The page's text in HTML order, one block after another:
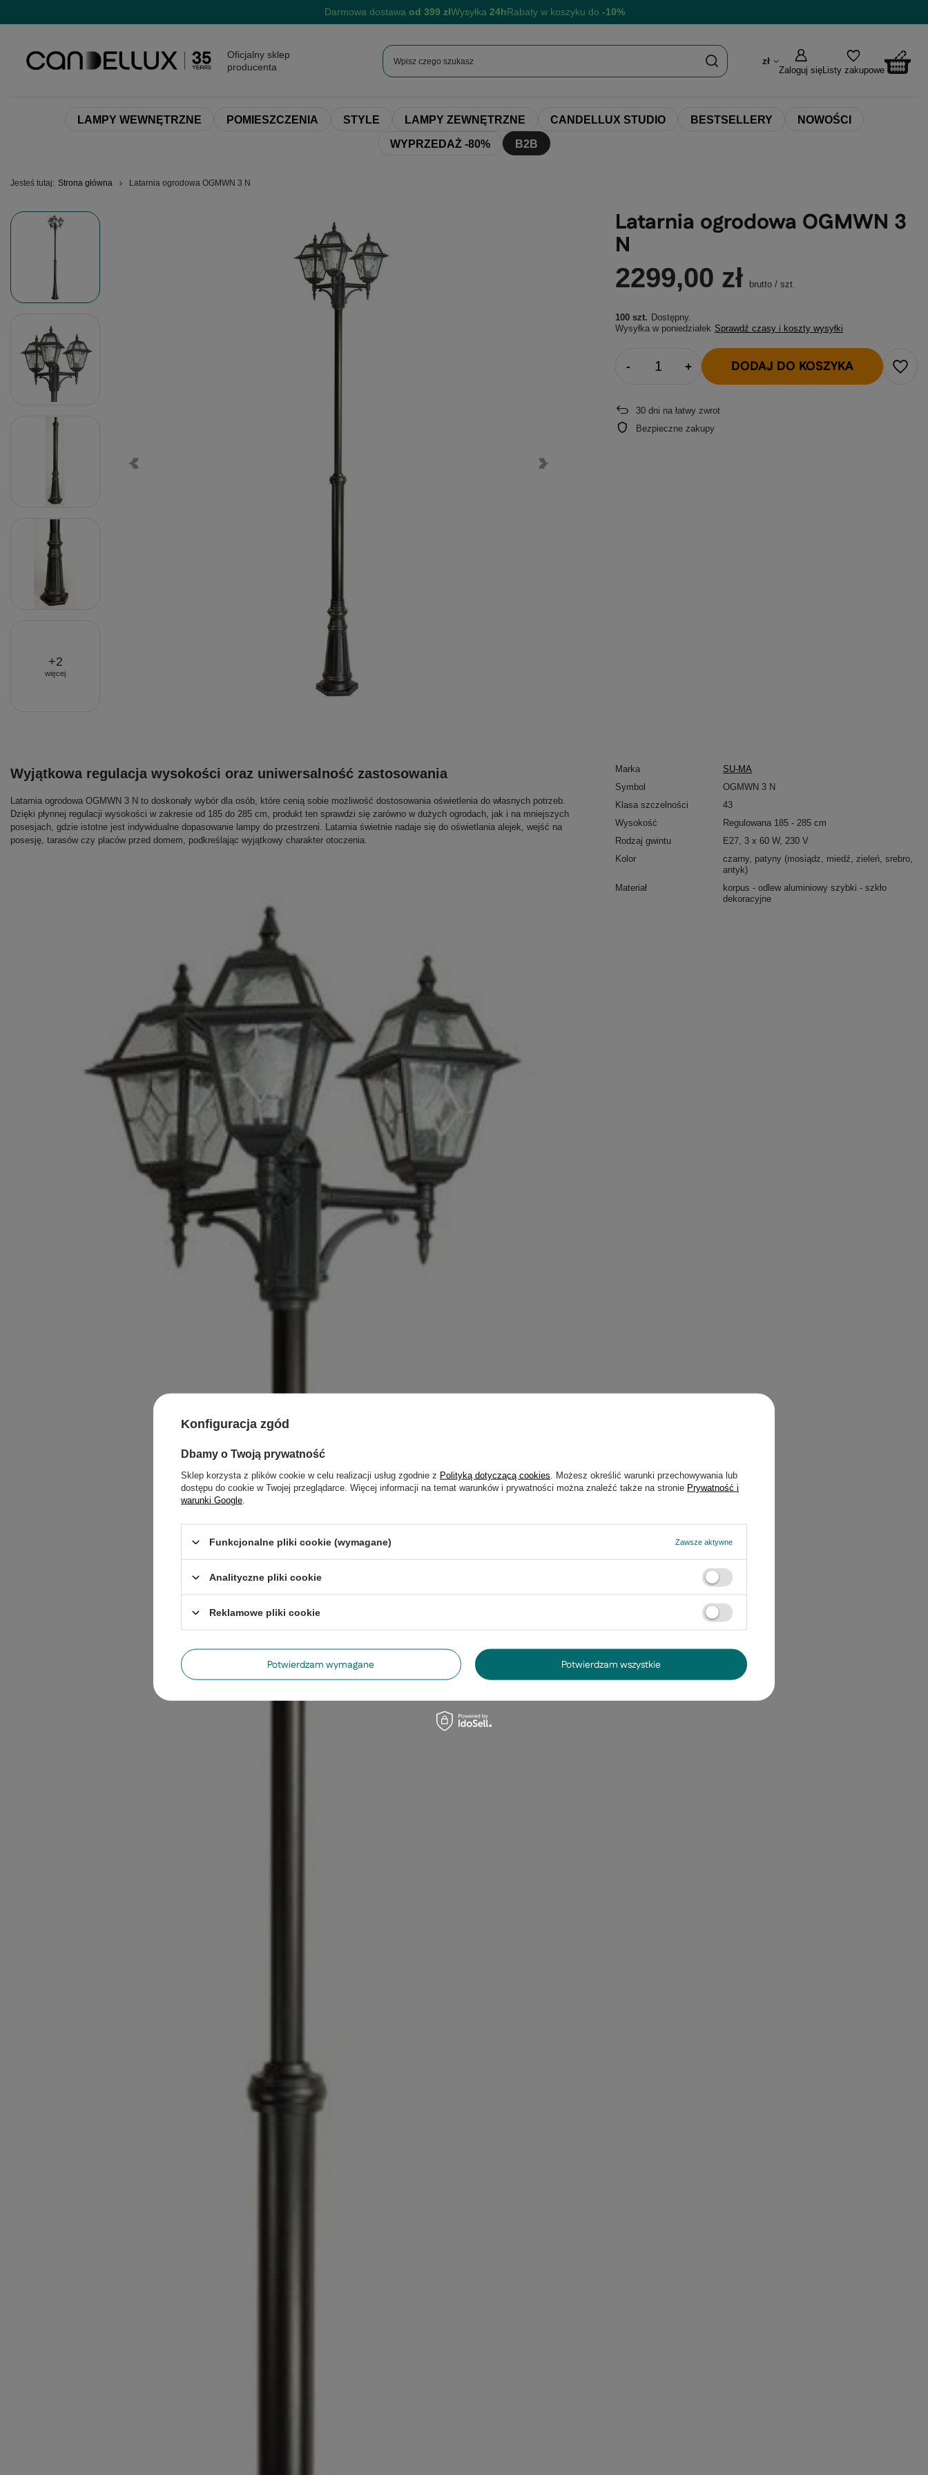
Darmowa dostawa od 399 złWysyłka 24h Rabaty w koszyku do -10%
Oficjalny sklep
producenta
zł
Zaloguj sięListy zakupowe
LAMPY WEWNĘTRZNE POMIESZCZENIA STYLE LAMPY ZEWNĘTRZNE CANDELLUX STUDIO BESTSELLERY NOWOŚCI
WYPRZEDAŻ -80% B2B
Jesteś tutaj: Strona główna Latarnia ogrodowa OGMWN 3 N
+2
więcej
Latarnia ogrodowa OGMWN 3
N
100 szt. Dostępny
Wysyłkaw poniedziałek Sprawdź czasy i koszty wysyłki
2299,00 zł brutto /szt.
- + DODAJ DO KOSZYKA
30 dni na łatwy zwrot
Bezpieczne zakupy
Wyjątkowa regulacja wysokości oraz uniwersalność zastosowania
Latarnia ogrodowa OGMWN 3 N to doskonały wybór dla osób, które cenią sobie możliwość dostosowania oświetlenia do własnych potrzeb.
Dzięki płynnej regulacji wysokości w zakresie od 185 do 285 cm, produkt ten sprawdzi się zarówno w dużych ogrodach, jak i na mniejszych
posesjach, gdzie istotne jest indywidualne dopasowanie lampy do przestrzeni. Latarnia świetnie nadaje się do oświetlania alejek, wejść na
posesję, tarasów czy placów przed domem, podkreślając wyjątkowy charakter otoczenia.
Marka
SU-MA
Symbol
OGMWN 3 N
Klasa szczelności
43
Wysokość
Regulowana 185 - 285 cm
Rodzaj gwintu
E27, 3 x 60 W, 230 V
Kolor
czarny, patyny (mosiądz, miedź, zieleń, srebro,
antyk)
Materiał
korpus - odlew aluminiowy szybki - szkło
dekoracyjne
Konfiguracja zgód
Dbamy o Twoją prywatność
Sklep korzysta z plików cookie w celu realizacji usług zgodnie z Polityką dotyczącą cookies . Możesz określić warunki przechowywania lub
dostępu do cookie w Twojej przeglądarce. Więcej informacji na temat warunków i prywatności można znaleźć także na stronie Prywatność i
warunki Google
Funkcjonalne pliki cookie (wymagane) Zawsze aktywne
Analityczne pliki cookie
Reklamowe pliki cookie
Potwierdzam wymagane Potwierdzam wszystkie